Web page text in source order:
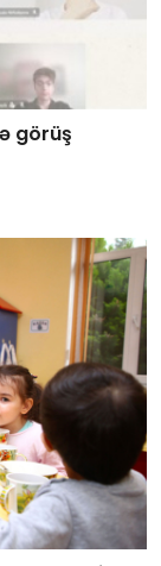
görüş